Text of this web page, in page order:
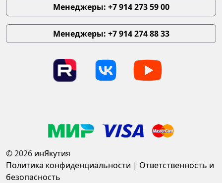
Менеджеры: +7 914 273 59 00
Менеджеры: +7 914 274 88 33
© 2026 инЯкутия
Политика конфиденциальности | Ответственность и
безопасность